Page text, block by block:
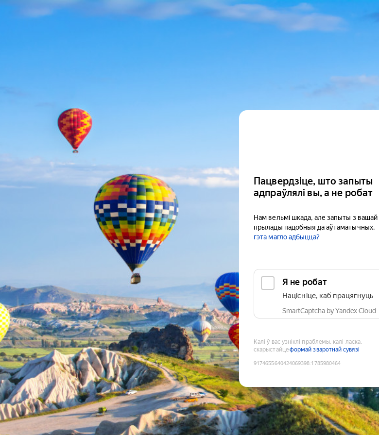
Пацвердзіце, што запыты
адпраўлялі вы, а не робат
Нам вельмі шкада, але запыты з вашай
прылады падобныя да аўтаматычных.
гэта магло адбыцца?
Я не робат
Націсніце, каб працягнуць
SmartCaptcha by Yandex Cloud
Калі ў вас узніклі праблемы, калі ласка,
скарыстайцеформай зваротнай сувязі
9174655640424069398:1785980464